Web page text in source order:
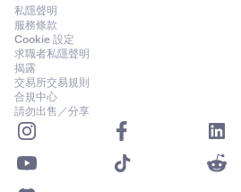
私隱聲明
服務條款
Cookie 設定
求職者私隱聲明
揭露
交易所交易規則
合規中心
請勿出售／分享